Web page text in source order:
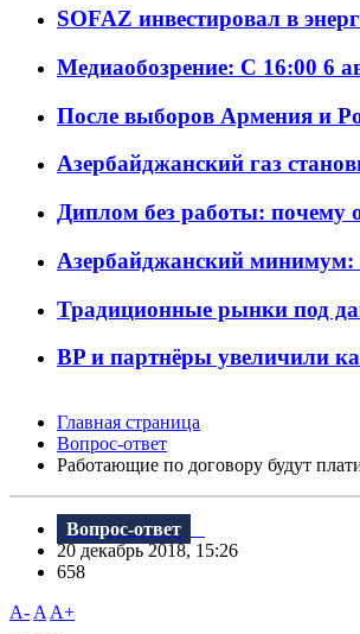
SOFAZ инвестировал в
Медиаобозрение: С 16:00 6
После выборов Армения и
Азербайджанский газ
Диплом без работы: почему
Азербайджанский минимум:
Традиционные рынки под
BP и партнёры увеличили
Главная страница
Вопрос-ответ
Работающие по договору будут
Вопрос-ответ
20 декабрь 2018, 15:26
658
A- A A+